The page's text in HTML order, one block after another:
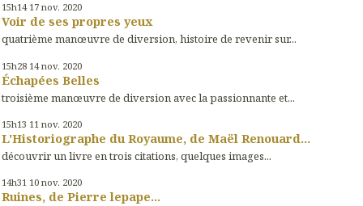
15h14 17 nov. 2020
Voir de ses propres yeux
quatrième manœuvre de diversion, histoire de revenir sur...
15h28 14 nov. 2020
Échapées Belles
troisième manœuvre de diversion avec la passionnante et...
15h13 11 nov. 2020
L'Historiographe du Royaume, de Maël Renouard...
découvrir un livre en trois citations, quelques images...
14h31 10 nov. 2020
Ruines, de Pierre lepape...